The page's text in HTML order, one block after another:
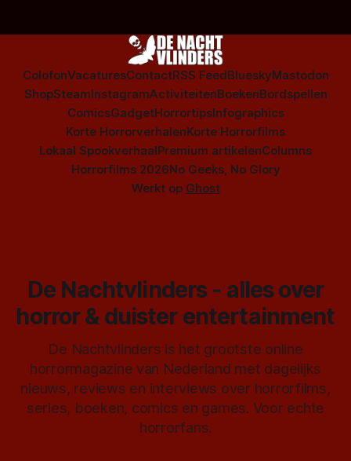
ColofonVacaturesContactRSS FeedBlueskyMastodon
ShopSteamInstagramActiviteitenBoekenBordspellen
ComicsGadgetHorrortipsInfographics
Korte HorrorverhalenKorte Horrorfilms
Lokaal SpookverhaalPremium artikelenColumns
Horrorfilms 2026No Geeks, No Glory
Werkt op Ghost
De Nachtvlinders - alles over
horror & duister entertainment
De Nachtvlinders is het grootste online
horrormagazine van Nederland met dagelijks
nieuws, reviews en interviews over horrorfilms,
series, boeken, comics en games. Voor echte
horrorfans.